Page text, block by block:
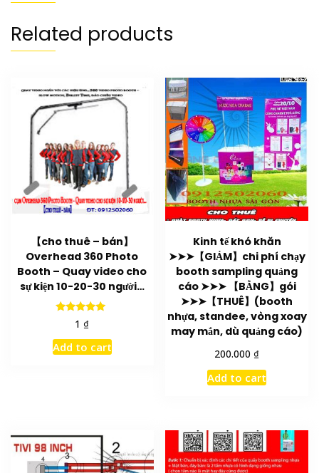
Related products
【cho thuê – bán】
Overhead 360 Photo
Booth – Quay video cho
sự kiện 10-20-30 người…
Rated
5.00
out of 5
1 ₫
Add to cart
Kinh tế khó khăn
➤➤➤【GIẢM】chi phí chạy
booth sampling quảng
cáo ➤➤➤ 【BẰNG】gói
➤➤➤【THUÊ】(booth
nhựa, standee, vòng xoay
may mắn, dù quảng cáo)
200.000 ₫
Add to cart